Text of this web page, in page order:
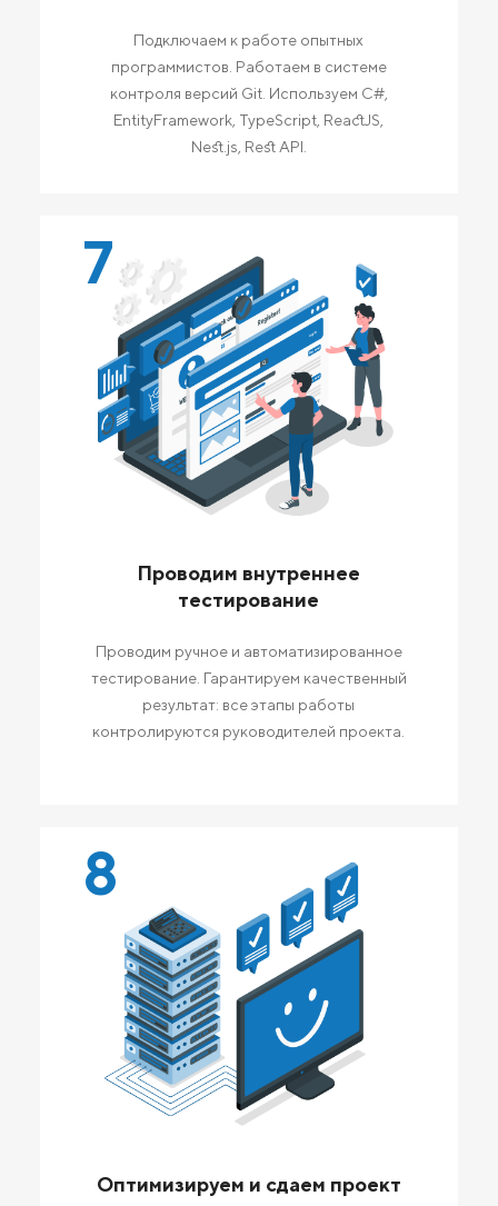
Подключаем к работе опытных
программистов. Работаем в системе
контроля версий Git. Используем C#,
EntityFramework, TypeScript, ReactJS,
Nest.js, Rest API.
7
Проводим внутреннее
тестирование
Проводим ручное и автоматизированное
тестирование. Гарантируем качественный
результат: все этапы работы
контролируются руководителей проекта.
8
Оптимизируем и сдаем проект